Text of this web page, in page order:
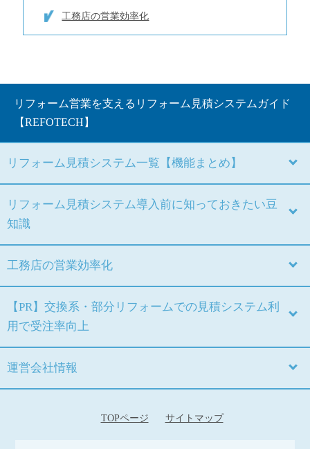
工務店の営業効率化
リフォーム営業を支えるリフォーム見積システムガイド
【REFOTECH】
リフォーム見積システム一覧【機能まとめ】
リフォーム見積システム導入前に知っておきたい豆
知識
工務店の営業効率化
【PR】交換系・部分リフォームでの見積システム利
用で受注率向上
運営会社情報
TOPページ サイトマップ